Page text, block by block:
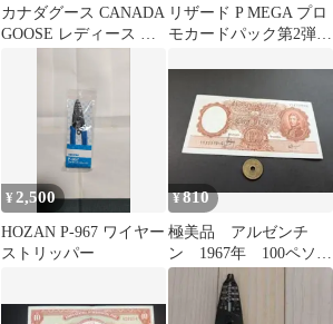
カナダグース CANADA
GOOSE レディース ダ
リザード P MEGA プロ
モカードパック第2弾
¥ 2,500
HOZAN P-967 ワイヤー
ストリッパー
¥810
極美品 アルゼンチ
ン 1967年 100ペソ
P-277(2)